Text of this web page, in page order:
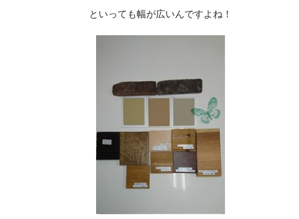
といっても幅が広いんですよね！